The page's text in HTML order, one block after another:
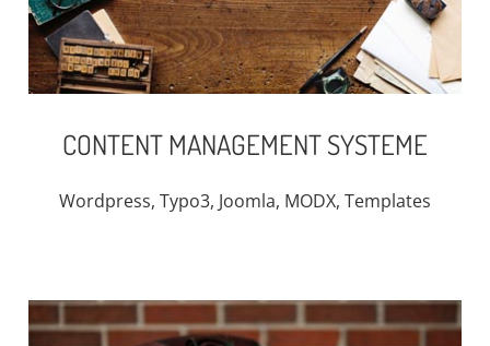
CONTENT MANAGEMENT SYSTEME
Wordpress, Typo3, Joomla, MODX, Templates